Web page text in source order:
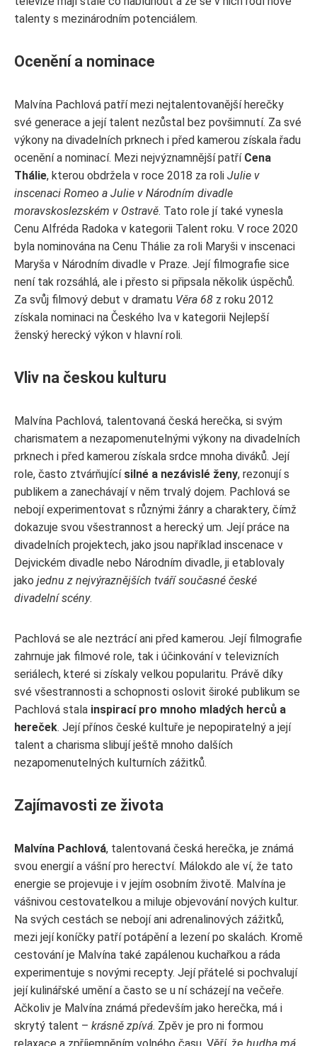
talenty s mezinárodním potenciálem.
Ocenění a nominace
Malvína Pachlová patří mezi nejtalentovanější herečky
své generace a její talent nezůstal bez povšimnutí. Za své
výkony na divadelních prknech i před kamerou získala řadu
ocenění a nominací. Mezi nejvýznamnější patří Cena
Thálie, kterou obdržela v roce 2018 za roli Julie v
inscenaci Romeo a Julie v Národním divadle
moravskoslezském v Ostravě. Tato role jí také vynesla
Cenu Alfréda Radoka v kategorii Talent roku. V roce 2020
byla nominována na Cenu Thálie za roli Maryši v inscenaci
Maryša v Národním divadle v Praze. Její filmografie sice
není tak rozsáhlá, ale i přesto si připsala několik úspěchů.
Za svůj filmový debut v dramatu Věra 68 z roku 2012
získala nominaci na Českého lva v kategorii Nejlepší
ženský herecký výkon v hlavní roli.
Vliv na českou kulturu
Malvína Pachlová, talentovaná česká herečka, si svým
charismatem a nezapomenutelnými výkony na divadelních
prknech i před kamerou získala srdce mnoha diváků. Její
role, často ztvárňující silné a nezávislé ženy, rezonují s
publikem a zanechávají v něm trvalý dojem. Pachlová se
nebojí experimentovat s různými žánry a charaktery, čímž
dokazuje svou všestrannost a herecký um. Její práce na
divadelních projektech, jako jsou například inscenace v
Dejvickém divadle nebo Národním divadle, ji etablovaly
jako jednu z nejvýraznějších tváří současné české
divadelní scény.
Pachlová se ale neztrácí ani před kamerou. Její filmografie
zahrnuje jak filmové role, tak i účinkování v televizních
seriálech, které si získaly velkou popularitu. Právě díky
své všestrannosti a schopnosti oslovit široké publikum se
Pachlová stala inspirací pro mnoho mladých herců a
hereček. Její přínos české kultuře je nepopiratelný a její
talent a charisma slibují ještě mnoho dalších
nezapomenutelných kulturních zážitků.
Zajímavosti ze života
Malvína Pachlová, talentovaná česká herečka, je známá
svou energií a vášní pro herectví. Málokdo ale ví, že tato
energie se projevuje i v jejím osobním životě. Malvína je
vášnivou cestovatelkou a miluje objevování nových kultur.
Na svých cestách se nebojí ani adrenalinových zážitků,
mezi její koníčky patří potápění a lezení po skalách. Kromě
cestování je Malvína také zapálenou kuchařkou a ráda
experimentuje s novými recepty. Její přátelé si pochvalují
její kulinářské umění a často se u ní scházejí na večeře.
Ačkoliv je Malvína známá především jako herečka, má i
skrytý talent – krásně zpívá. Zpěv je pro ni formou